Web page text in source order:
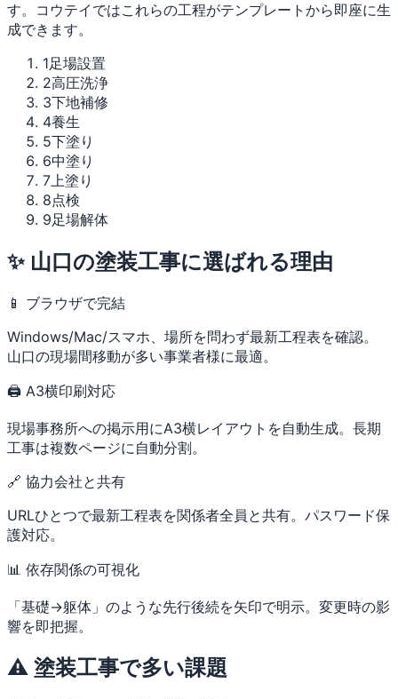
す。コウテイではこれらの工程がテンプレートから即座に生
成できます。
1足場設置
2高圧洗浄
3下地補修
4養生
5下塗り
6中塗り
7 上塗り
8点検
9足場解体
✨ 山口の塗装工事に選ばれる理由
📱 ブラウザで完結
Windows/Mac/スマホ、場所を問わず最新工程表を確認。
山口の現場間移動が多い事業者様に最適。
🖨 A3横印刷対応
現場事務所への掲示用にA3横レイアウトを自動生成。長期
工事は複数ページに自動分割。
🔗 協力会社と共有
URLひとつで最新工程表を関係者全員と共有。パスワード保
護対応。
📊 依存関係の可視化
「基礎→躯体」のような先行後続を矢印で明示。変更時の影
響を即把握。
⚠️ 塗装工事で多い課題